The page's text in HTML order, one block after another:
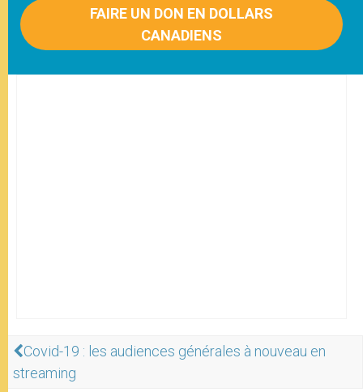
FAIRE UN DON EN DOLLARS
CANADIENS
Covid-19 : les audiences générales à nouveau en
streaming